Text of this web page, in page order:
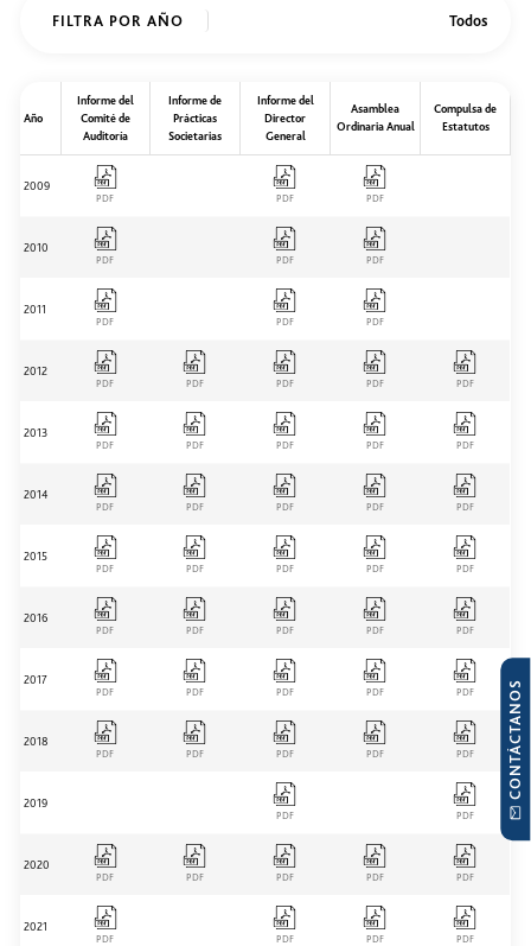
FILTRA POR AÑO
Año
Informe del
Comité de
Auditoría
Informe de
Prácticas
Societarias
Informe del
Director
General
Asamblea
Ordinaria Anual
Compulsa de
Estatutos
2009
PDF PDF PDF
2010
PDF PDF PDF
2011
PDF PDF PDF
2012
PDF PDF PDF PDF PDF
2013
PDF PDF PDF PDF PDF
2014
PDF PDF PDF PDF PDF
2015
PDF PDF PDF PDF PDF
2016
PDF PDF PDF PDF PDF
2017
PDF PDF PDF PDF PDF
2018
PDF PDF PDF PDF PDF
2019
PDF PDF
2020
PDF PDF PDF PDF PDF
2021
PDF PDF PDF PDF
CONTÁCTANOS